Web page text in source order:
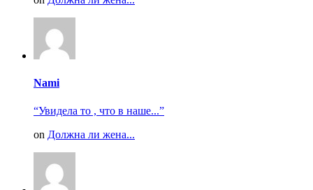
Nami
“Увидела то , что в наше...”
on Должна ли жена...